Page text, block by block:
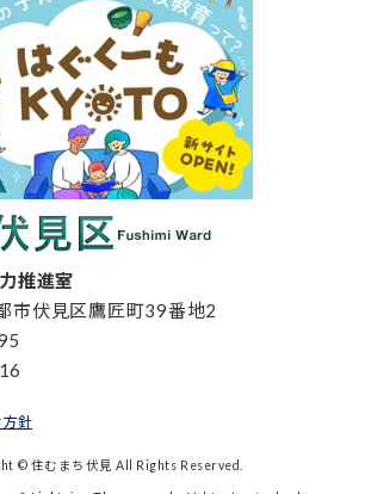
推進室
伏見区鷹匠町39番地2
方針
© 住むまち伏見 All Rights Reserved.